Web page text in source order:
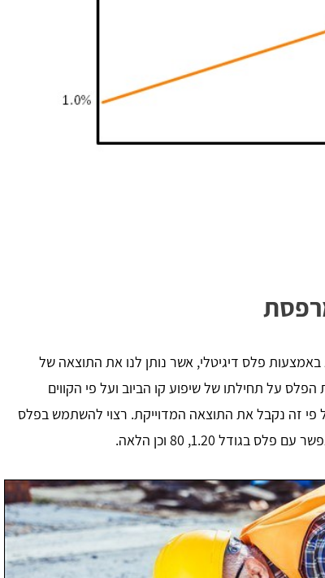
פלס דיגיטלי, אשר נותן לנו את התוצאה של
על תחילתו של שיפוע קו הביוב ועל פי הקווים
פי זה נקבל את התוצאה המדוייקת. רצוי להשתמש בפלס